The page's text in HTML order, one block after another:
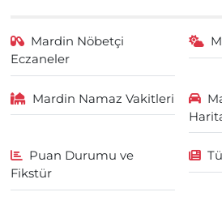
Mardin Nöbetçi
Eczaneler
Mardin Namaz Vakitleri
Puan Durumu ve
Fikstür